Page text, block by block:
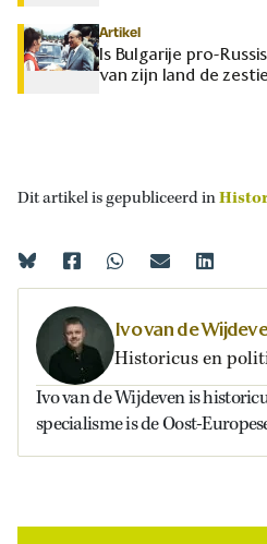
Artikel
Is Bulgarije pro-
van zijn land de
Dit artikel is gepubliceerd in
Ivo van de
Historicus en
Ivo van de Wijdeven is
specialisme is de Oost-